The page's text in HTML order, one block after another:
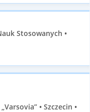
Stosowanych •
• Szczecin •